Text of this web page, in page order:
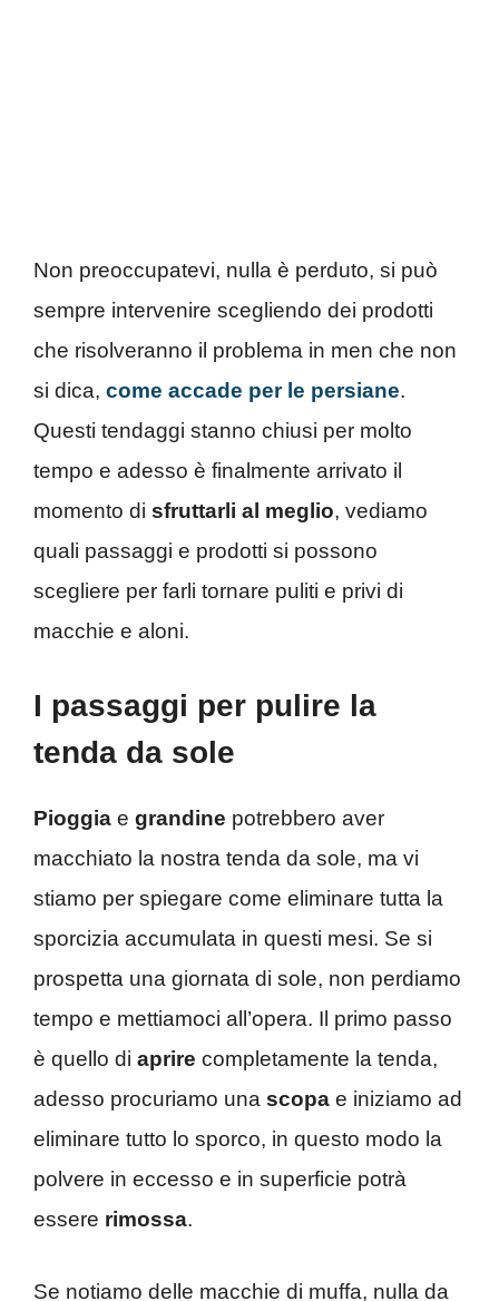
Non preoccupatevi, nulla è perduto, si può
sempre intervenire scegliendo dei prodotti
che risolveranno il problema in men che non
si dica, come accade per le persiane.
Questi tendaggi stanno chiusi per molto
tempo e adesso è finalmente arrivato il
momento di sfruttarli al meglio, vediamo
quali passaggi e prodotti si possono
scegliere per farli tornare puliti e privi di
macchie e aloni.
I passaggi per pulire la
tenda da sole
Pioggia e grandine potrebbero aver
macchiato la nostra tenda da sole, ma vi
stiamo per spiegare come eliminare tutta la
sporcizia accumulata in questi mesi. Se si
prospetta una giornata di sole, non perdiamo
tempo e mettiamoci all’opera. Il primo passo
è quello di aprire completamente la tenda,
adesso procuriamo una scopa e iniziamo ad
eliminare tutto lo sporco, in questo modo la
polvere in eccesso e in superficie potrà
essere rimossa.
Se notiamo delle macchie di muffa, nulla da